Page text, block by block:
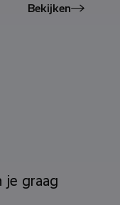
Bekijken
je graag